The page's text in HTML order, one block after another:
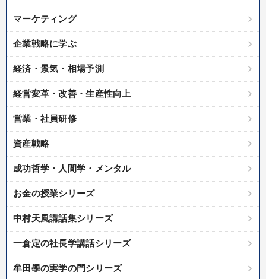
マーケティング
企業戦略に学ぶ
経済・景気・相場予測
経営変革・改善・生産性向上
営業・社員研修
資産戦略
成功哲学・人間学・メンタル
お金の授業シリーズ
中村天風講話集シリーズ
一倉定の社長学講話シリーズ
牟田學の実学の門シリーズ